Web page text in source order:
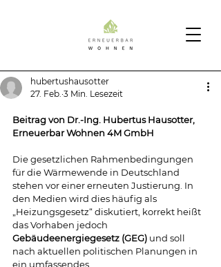
hubertushausotter
27. Feb. 3 Min. Lesezeit
Beitrag von Dr.-Ing. Hubertus Hausotter,
Erneuerbar Wohnen 4M GmbH
Die gesetzlichen Rahmenbedingungen
für die Wärmewende in Deutschland
stehen vor einer erneuten Justierung. In
den Medien wird dies häufig als
„Heizungsgesetz“ diskutiert, korrekt heißt
das Vorhaben jedoch
Gebäudeenergiegesetz (GEG) und soll
nach aktuellen politischen Planungen in
ein umfassendes